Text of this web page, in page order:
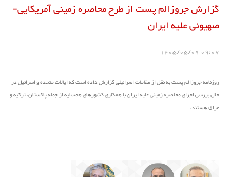
گزارش جروزالم پست از طرح محاصره زمینی آمریکایی-
صهیونی علیه ایران
09:07 1405/05/09
روزنامه جروزالم پست به نقل از مقامات اسرائیلی گزارش داده است که ایالات متحده و اسرائیل در
حال بررسی اجرای محاصره زمینی علیه ایران با همکاری کشورهای همسایه از جمله پاکستان، ترکیه و
عراق هستند.